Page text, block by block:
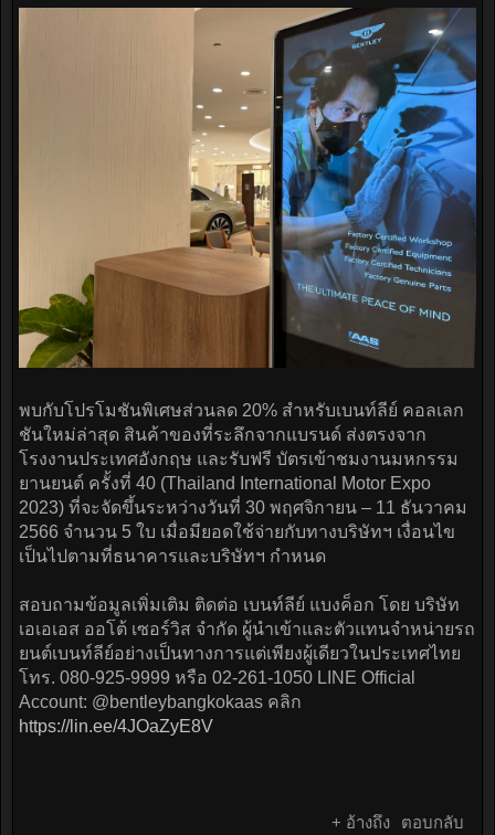
พบกับโปรโมชันพิเศษส่วนลด 20% สำหรับเบนท์ลีย์ คอลเลก
ชันใหม่ล่าสุด สินค้าของที่ระลึกจากแบรนด์ ส่งตรงจาก
โรงงานประเทศอังกฤษ และรับฟรี บัตรเข้าชมงานมหกรรม
ยานยนต์ ครั้งที่ 40 (Thailand International Motor Expo
2023) ที่จะจัดขึ้นระหว่างวันที่ 30 พฤศจิกายน – 11 ธันวาคม
2566 จำนวน 5 ใบ เมื่อมียอดใช้จ่ายกับทางบริษัทฯ เงื่อนไข
เป็นไปตามที่ธนาคารและบริษัทฯ กำหนด
สอบถามข้อมูลเพิ่มเติม ติดต่อ เบนท์ลีย์ แบงค็อก โดย บริษัท
เอเอเอส ออโต้ เซอร์วิส จำกัด ผู้นำเข้าและตัวแทนจำหน่ายรถ
ยนต์เบนท์ลีย์อย่างเป็นทางการแต่เพียงผู้เดียวในประเทศไทย
โทร. 080-925-9999 หรือ 02-261-1050 LINE Official
Account: @bentleybangkokaas คลิก
https://lin.ee/4JOaZyE8V
+ อ้างถึง ตอบกลับ